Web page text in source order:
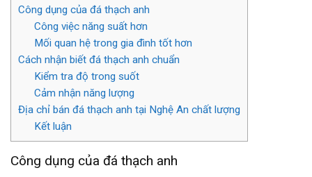
Công dụng của đá thạch anh
Công việc năng suất hơn
Mối quan hệ trong gia đình tốt hơn
Cách nhận biết đá thạch anh chuẩn
Kiểm tra độ trong suốt
Cảm nhận năng lượng
Địa chỉ bán đá thạch anh tại Nghệ An chất lượng
Kết luận
Công dụng của đá thạch anh